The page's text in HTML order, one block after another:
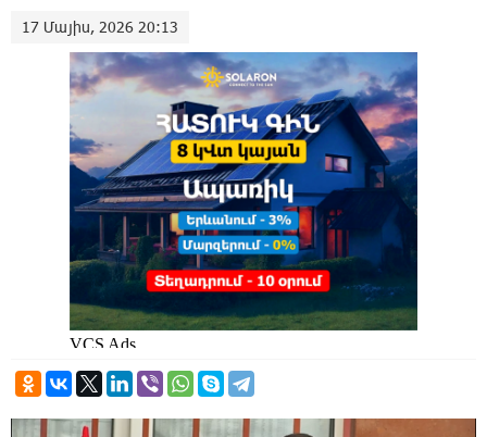
17 Մայիս, 2026 20:13